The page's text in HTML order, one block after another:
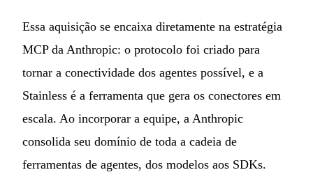
Essa aquisição se encaixa diretamente na estratégia
MCP da Anthropic: o protocolo foi criado para
tornar a conectividade dos agentes possível, e a
Stainless é a ferramenta que gera os conectores em
escala. Ao incorporar a equipe, a Anthropic
consolida seu domínio de toda a cadeia de
ferramentas de agentes, dos modelos aos SDKs.